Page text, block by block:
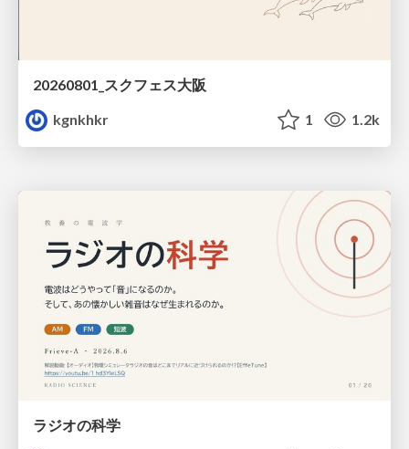
20260801_スクフェス大阪
kgnkhkr
1 1.2k
ラジオの科学